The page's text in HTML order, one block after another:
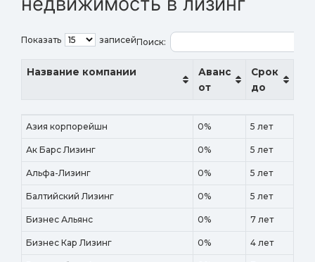
Показать записейПоиск:
Название компании
Аванс
от
Срок
до
Название компании
Аванс
Срок
Азия корпорейшн 0% 5 лет
Ак Барс Лизинг 0% 5 лет
Альфа-Лизинг 0% 5 лет
Балтийский Лизинг 0% 5 лет
Бизнес Альянс 0% 7 лет
Бизнес Кар Лизинг 0% 4 лет